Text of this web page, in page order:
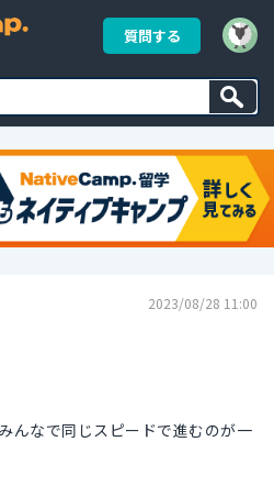
質問する
2023/08/28 11:00
んなで同じスピードで進むのが一